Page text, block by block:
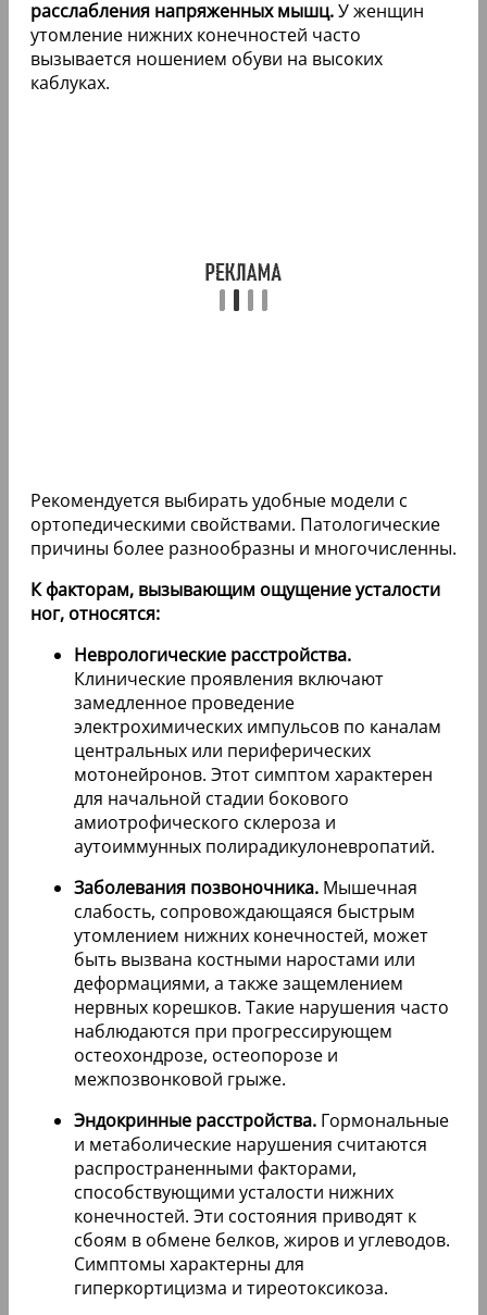
расслабления напряженных мышц.У женщин
утомление нижних конечностей часто
вызывается ношением обуви на высоких
каблуках.
Рекомендуется выбирать удобные модели с
ортопедическими свойствами. Патологические
причины более разнообразны и многочисленны.
К факторам, вызывающим ощущение усталости
ног, относятся:
Неврологические расстройства.
Клинические проявления включают
замедленное проведение
электрохимических импульсов по каналам
центральных или периферических
мотонейронов. Этот симптом характерен
для начальной стадии бокового
амиотрофического склероза и
аутоиммунных полирадикулоневропатий.
Заболевания позвоночника. Мышечная
слабость, сопровождающаяся быстрым
утомлением нижних конечностей, может
быть вызвана костными наростами или
деформациями, а также защемлением
нервных корешков. Такие нарушения часто
наблюдаются при прогрессирующем
остеохондрозе, остеопорозе и
межпозвонковой грыже.
Эндокринные расстройства. Гормональные
и метаболические нарушения считаются
распространенными факторами,
способствующими усталости нижних
конечностей. Эти состояния приводят к
сбоям в обмене белков, жиров и углеводов.
Симптомы характерны для
гиперкортицизма и тиреотоксикоза.